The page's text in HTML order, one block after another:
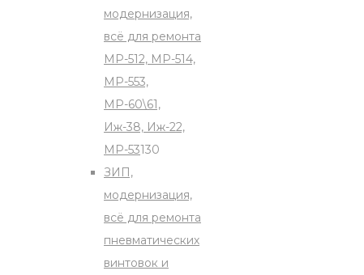
модернизация,
всё для ремонта
МР-512, МР-514,
МР-553,
МР-60\61,
Иж-38, Иж-22,
МР-53130
ЗИП,
модернизация,
всё для ремонта
пневматических
винтовок и